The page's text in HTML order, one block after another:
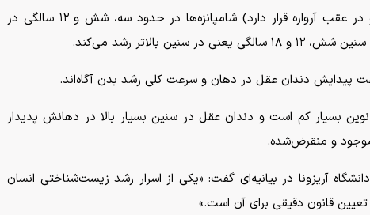
دندان عقل (که مخصوص جویدن است و در عقب آرواره قرار دارد) شامپانزه‌ها در حدود سه، شش و ۱۲ سالگی در
بالاتر رشد می‌کند.
پیدایش دندان عقل در دهان و سرعت کلی رشد بدن آگاه‌اند.
بسیار کم است و دندان عقل در سنین بسیار بالا در دهانش پدیدار
و منقرض‌شده.
دانشگاه آریزونا در بیانیه‌ای گفت: «یکی از اسرار رشد زیست‌شناختی انسان
قانون دقیقی برای آن است.»